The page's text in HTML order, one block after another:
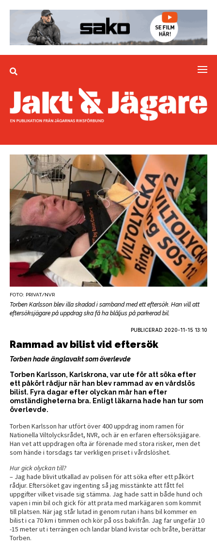
FOTO: PRIVAT/NVR
Torben Karlsson blev illa skadad i samband med ett eftersök. Han vill att
eftersöksjägare på uppdrag ska få ha blåljus på parkerad bil.
PUBLICERAD 2020-11-15 13:10
Rammad av bilist vid eftersök
Torben hade änglavakt som överlevde
Torben Karlsson, Karlskrona, var ute för att söka efter
ett påkört rådjur när han blev rammad av en vårdslös
bilist. Fyra dagar efter olyckan mår han efter
omständigheterna bra. Enligt läkarna hade han tur som
överlevde.
Torben Karlsson har utfört över 400 uppdrag inom ramen för
Nationella Viltolycksrådet, NVR, och är en erfaren eftersöksjägare.
Han vet att uppdragen ofta är förenade med stora risker, men det
som hände i torsdags tar verkligen priset i vårdslöshet.
Hur gick olyckan till?
– Jag hade blivit utkallad av polisen för att söka efter ett påkört
rådjur. Eftersöket gav ingenting så jag misstänkte att fått fel
uppgifter vilket visade sig stämma. Jag hade satt in både hund och
vapen i min bil och gick för att prata med markägaren som kommit
till platsen. När jag står lutad in genom rutan i hans bil kommer en
bilist i ca 70 km i timmen och kör på oss bakifrån. Jag far ungefär 10
-15 meter ut i terrängen och landar bland kvistar och bråte, berättar
Torben.